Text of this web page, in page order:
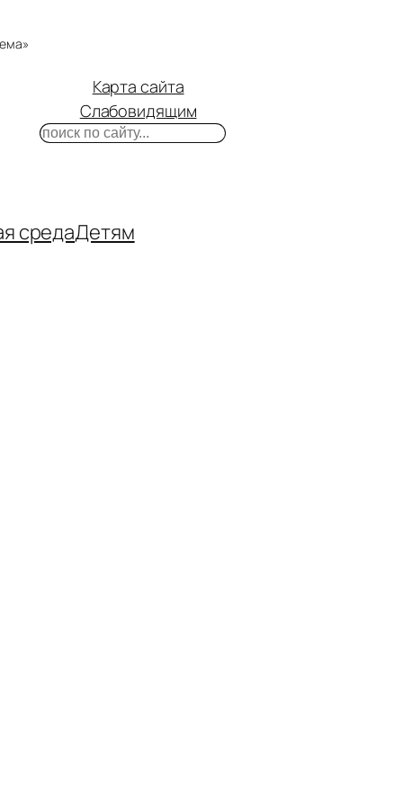
Карта сайта
Слабовидящим
Поиск
средаДетям